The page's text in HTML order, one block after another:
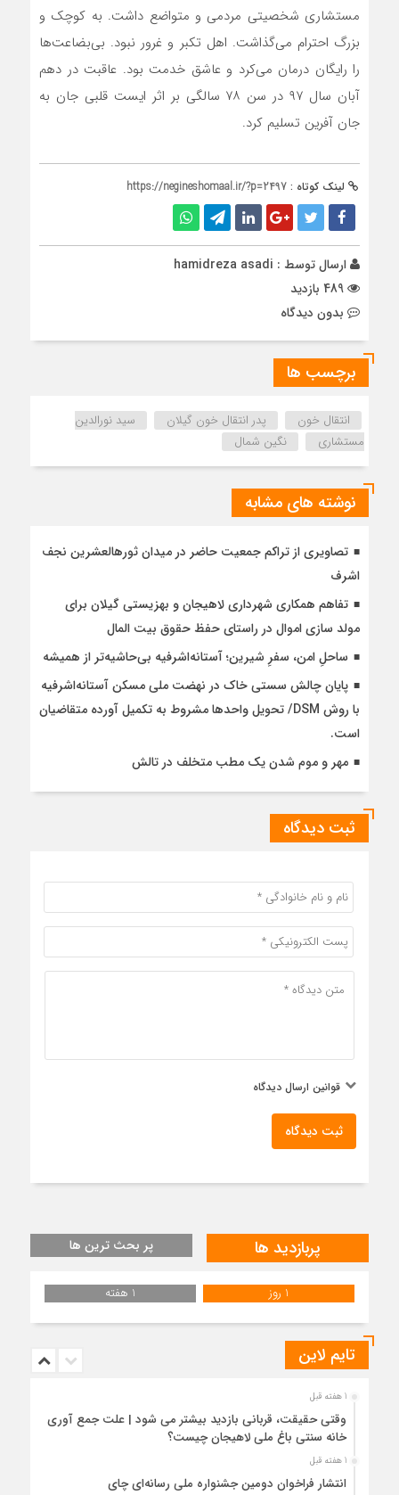
مستشاری شخصیتی مردمی و متواضع داشت. به کوچک و
بزرگ احترام می‌گذاشت. اهل تکبر و غرور نبود. بی‌بضاعت‌ها
را رایگان درمان می‌کرد و عاشق خدمت بود. عاقبت در دهم
آبان سال ۹۷ در سن ۷۸ سالگی بر اثر ایست قلبی جان به
جان ‌آفرین تسلیم کرد.
لینک کوتاه : https://negineshomaal.ir/?p=2497
ارسال توسط : hamidreza asadi
بدون دیدگاه
برچسب ها
انتقال خون پدر انتقال خون گیلان
سید نور‌الدین
مستشاری
نگین شمال
نوشته های مشابه
تصاویری از تراکم جمعیت حاضر در میدان ثورهالعشرین نجف
اشرف
تفاهم همکاری شهرداری لاهیجان و بهزیستی گیلان برای
مولد سازی اموال در راستای حفظ حقوق بیت المال
ساحلِ امن، سفرِ شیرین؛ آستانه‌اشرفیه بی‌حاشیه‌تر از همیشه
پایان چالش سستی خاک در نهضت ملی مسکن آستانه‌اشرفیه
با روش DSM/ تحویل واحدها مشروط به تکمیل آورده متقاضیان
است.
مهر و موم شدن یک مطب متخلف در تالش
ثبت دیدگاه
قوانین ارسال دیدگاه
ثبت دیدگاه
پربازدید ها پر بحث ترین ها
1 روز 1 هفته
تایم لاین
1 هفته قبل
وقتی حقیقت، قربانی بازدید بیشتر می شود | علت جمع آوری
خانه سنتی باغ ملی لاهیجان چیست؟
1 هفته قبل
انتشار فراخوان دومین جشنواره ملی رسانه‌ای چای